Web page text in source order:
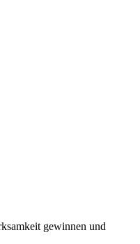
gewinnen und